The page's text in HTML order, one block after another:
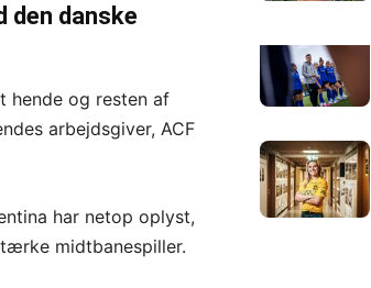
den danske
hende og resten af
arbejdsgiver, ACF
har netop oplyst,
midtbanespiller.